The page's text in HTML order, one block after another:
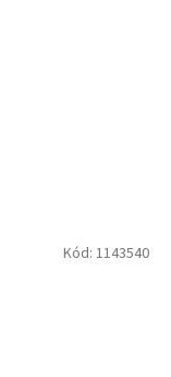
Kód: 1143540